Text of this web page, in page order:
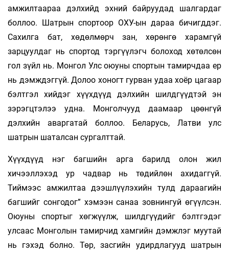
амжилтаараа дэлхийд эхний байруудад шалгардаг
боллоо. Шатрын спортоор ОХУ-ын дараа бичигддэг.
Сахилга бат, хөдөлмөрч зан, хөрөнгө харамгүй
зарцуулдаг нь спортод тэргүүлэгч болоход хөтөлсөн
гол зүйл нь. Монгол Улс оюуны спортын тамирчдаа ер
нь дэмждэггүй. Долоо хоногт гурван удаа хоёр цагаар
бэлтгэл хийдэг хүүхдүүд дэлхийн шилдгүүдтэй эн
зэрэгцтэлээ удна. Монголчууд даамаар цөөнгүй
дэлхийн аваргатай боллоо. Беларусь, Латви улс
шатрын шаталсан сургалттай.
Хүүхдүүд нэг багшийн арга барилд олон жил
хичээллэхэд ур чадвар нь төдийлөн ахидаггүй.
Тиймээс амжилтаа дээшлүүлэхийн тулд дараагийн
багшийг сонгодог” хэмээн санаа зовнингуй өгүүлсэн.
Оюуны спортыг хөгжүүлж, шилдгүүдийг бэлтгэдэг
улсаас Монголын тамирчид хамгийн дэмжлэг муутай
нь гэхэд болно. Төр, засгийн удирдлагууд шатрын